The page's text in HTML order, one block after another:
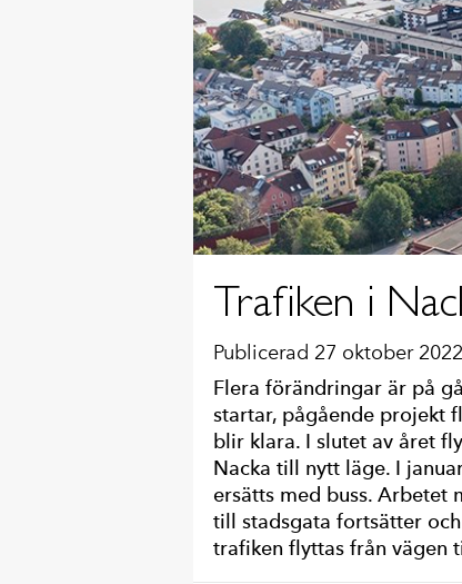
Trafiken i
Publicerad 27 oktober 2022
Flera förändringar är på
startar, pågående projekt
blir klara. I slutet av året
Nacka till nytt läge. I
ersätts med buss. Arbetet
till stadsgata fortsätter
trafiken flyttas från vägen